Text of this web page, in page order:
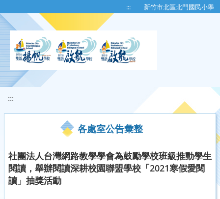
::: 新竹市北區北門國民小學
:::
各處室公告彙整
社團法人台灣網路教學學會為鼓勵學校班級推動學生
閱讀，舉辦閱讀深耕校園聯盟學校「2021寒假愛閱
讀」抽獎活動